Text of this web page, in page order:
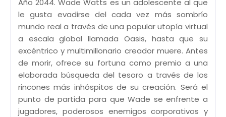
Año 2044. Wade Watts es un adolescente al que
le gusta evadirse del cada vez más sombrío
mundo real a través de una popular utopía virtual
a escala global llamada Oasis, hasta que su
excéntrico y multimillonario creador muere. Antes
de morir, ofrece su fortuna como premio a una
elaborada búsqueda del tesoro a través de los
rincones más inhóspitos de su creación. Será el
punto de partida para que Wade se enfrente a
jugadores, poderosos enemigos corporativos y